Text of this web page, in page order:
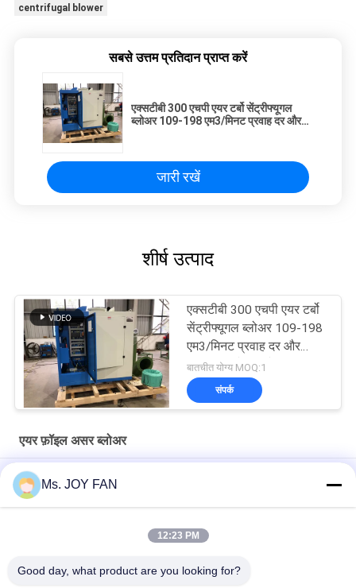
centrifugal blower
सबसे उत्तम प्रतिदान प्राप्त करें
एक्सटीबी 300 एचपी एयर टर्बो सेंट्रीफ्यूगल
ब्लोअर 109-198 एम3/मिनट प्रवाह दर और
जारी रखें
शीर्ष उत्पाद
एक्सटीबी 300 एचपी एयर टर्बो
सेंट्रीफ्यूगल ब्लोअर 109-198
एम3/मिनट प्रवाह दर और
1480 किलोग्राम के साथ
बातचीत योग्य MOQ:1
संपर्क
एयर फ़ॉइल असर ब्लोअर
पीएलसी ऑयल फ्री हाई स्पीड 60KPA टर्बो सेंट्रीफ्यूगल ब्लोअर
एयर टर्बो सस्पेंशन सेंट्रीफ्यूगल ब्लोअर
XTB 700HP एयर टर्बो सस्पेंशन लेयरिंग सेंट्रीफ्यूगल ब्लोअर 6000-12000
Ms. JOY FAN
12:23 PM
Good day, what product are you looking for?